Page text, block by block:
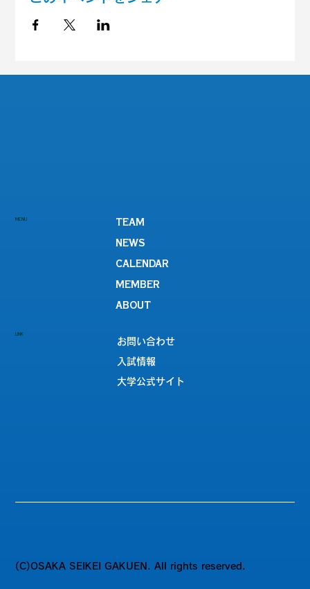
MENU
TEAM
NEWS
CALENDAR
MEMBER
ABOUT
LINK
お問い合わせ
入試情報
大学公式サイト
(C)OSAKA SEIKEI GAKUEN. All rights reserved.